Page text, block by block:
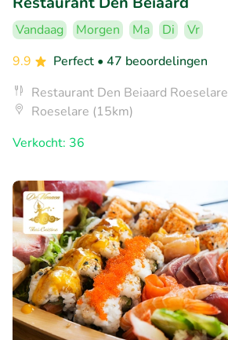
Vandaag Morgen Ma Di
Vr
9.9
Perfect • 47 beoordelingen
Restaurant Den Beiaard Roeselare
Roeselare (15km)
Verkocht: 36